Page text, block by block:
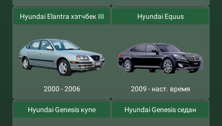
Hyundai Elantra хэтчбек III
2000 - 2006
Hyundai Equus
2009 - наст. время
Hyundai Genesis купе Hyundai Genesis седан